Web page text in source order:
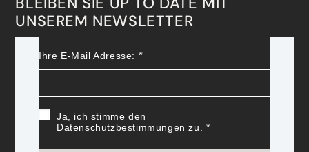
UNSEREM NEWSLETTER
Ihre E-Mail Adresse:
Ja, ich stimme den
Datenschutzbestimmungen zu.